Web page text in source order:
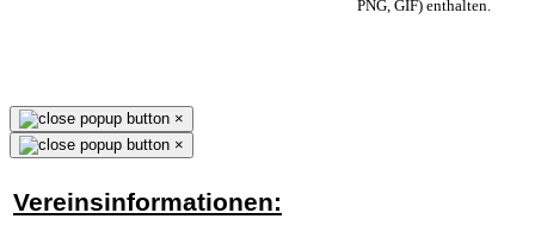
PNG, GIF) enthalten.
×
×
Vereinsinformationen: